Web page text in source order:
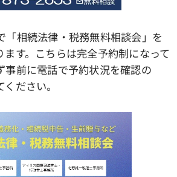
相続法律・税務無料相談会」を
ます。こちらは完全予約制になって
事前に電話で予約状況を確認の
ださい。